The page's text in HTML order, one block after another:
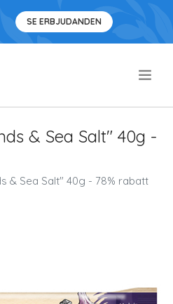
SE ERBJUDANDEN
& Sea Salt" 40g -
& Sea Salt" 40g - 78% rabatt